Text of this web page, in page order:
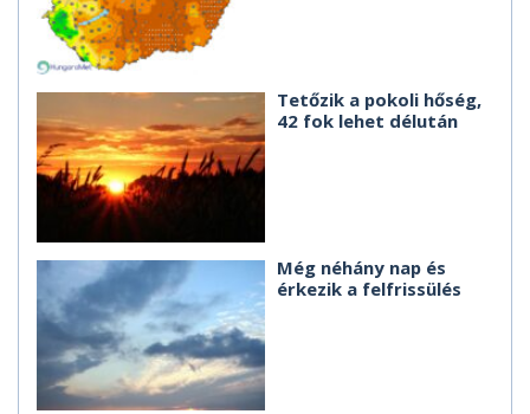
Tetőzik a pokoli hőség,
42 fok lehet délután
Még néhány nap és
érkezik a felfrissülés